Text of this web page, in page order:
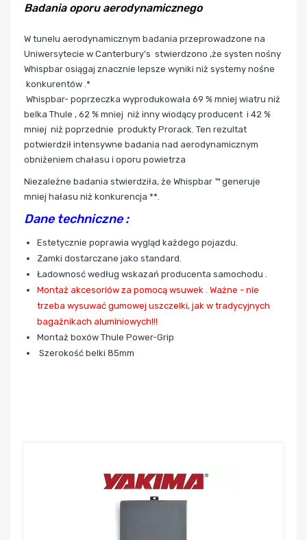
Badania oporu aerodynamicznego
W tunelu aerodynamicznym badania przeprowadzone na
Uniwersytecie w Canterbury's stwierdzono ,że systen nośny
Whispbar osiągaj znacznie lepsze wyniki niż systemy nośne
konkurentów .*
Whispbar- poprzeczka wyprodukowała 69 % mniej wiatru niż
belka Thule , 62 % mniej niż inny wiodący producent i 42 %
mniej niż poprzednie produkty Prorack. Ten rezultat
potwierdził intensywne badania nad aerodynamicznym
obniżeniem chałasu i oporu powietrza
Niezależne badania stwierdziła, że Whispbar ™ generuje
mniej hałasu niż konkurencja **.
Dane techniczne :
Estetycznie poprawia wygląd każdego pojazdu.
Zamki dostarczane jako standard.
Ładownosć według wskazań producenta samochodu .
Montaż akcesoriów za pomocą wsuwek . Ważne - nie
trzeba wysuwać gumowej uszczelki, jak w tradycyjnych
bagażnikach aluminiowych!!!
Montaż boxów Thule Power-Grip
Szerokość belki 85mm